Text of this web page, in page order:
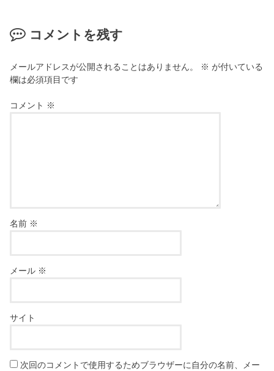
コメントを残す
メールアドレスが公開されることはありません。 ※ が付いている
欄は必須項目です
コメント ※
名前 ※
メール ※
サイト
次回のコメントで使用するためブラウザーに自分の名前、メー